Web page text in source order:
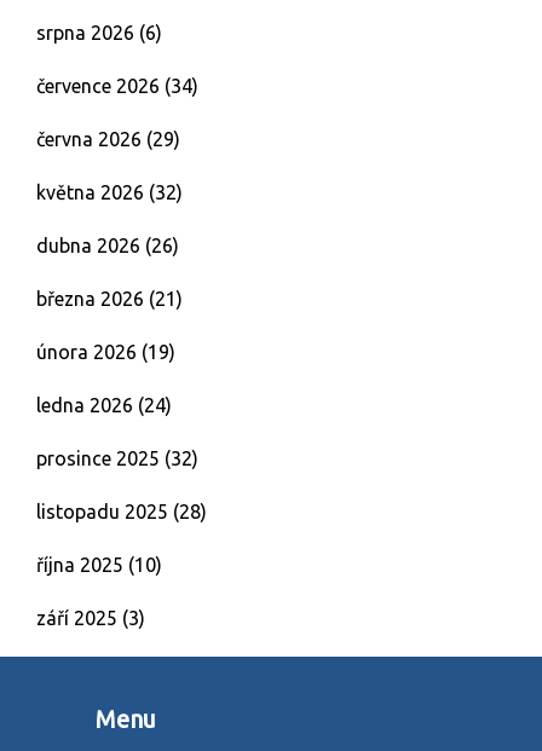
srpna 2026 (6)
července 2026 (34)
června 2026 (29)
května 2026 (32)
dubna 2026 (26)
března 2026 (21)
února 2026 (19)
ledna 2026 (24)
prosince 2025 (32)
listopadu 2025 (28)
října 2025 (10)
září 2025 (3)
Menu